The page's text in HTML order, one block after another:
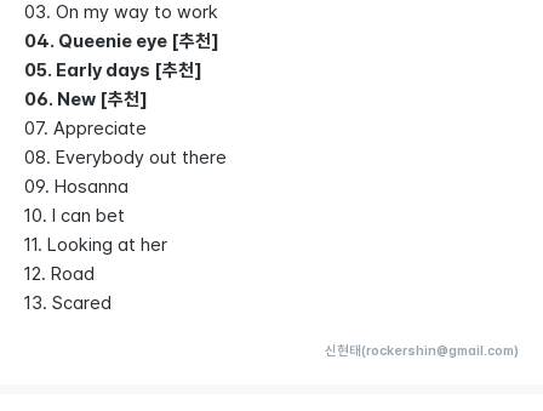
03. On my way to work
04. Queenie eye [추천]
05. Early days [추천]
06. New [추천]
07. Appreciate
08. Everybody out there
09. Hosanna
10. I can bet
11. Looking at her
12. Road
13. Scared
신현태(rockershin@gmail.com)